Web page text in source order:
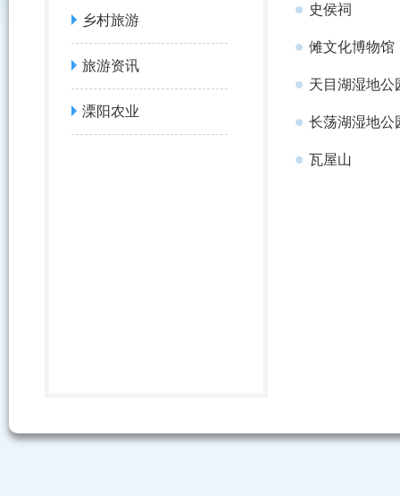
乡村旅游
旅游资讯
溧阳农业
史侯祠
傩文化博物馆
天目湖湿地公
长荡湖湿地公
瓦屋山